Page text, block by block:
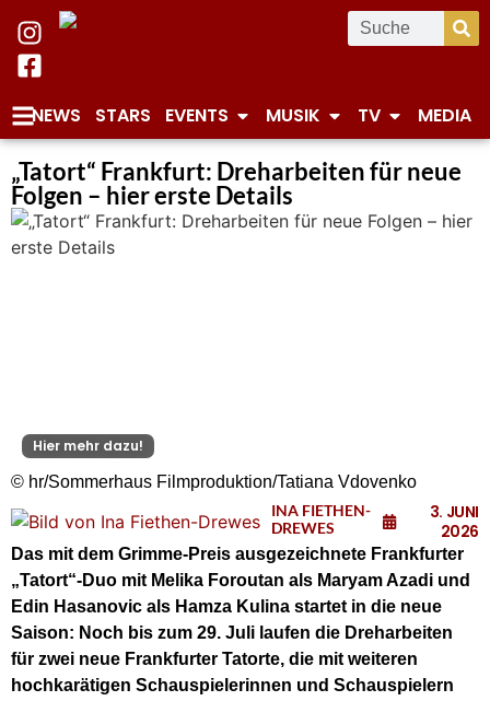
NEWS STARS EVENTS MUSIK TV MEDIA
„Tatort“ Frankfurt: Dreharbeiten für neue
Folgen – hier erste Details
Hier mehr dazu!
© hr/Sommerhaus Filmproduktion/Tatiana Vdovenko
INA FIETHEN-
DREWES
3. JUNI
2026
Das mit dem Grimme-Preis ausgezeichnete Frankfurter
„Tatort“-Duo mit Melika Foroutan als Maryam Azadi und
Edin Hasanovic als Hamza Kulina startet in die neue
Saison: Noch bis zum 29. Juli laufen die Dreharbeiten
für zwei neue Frankfurter Tatorte, die mit weiteren
hochkarätigen Schauspielerinnen und Schauspielern